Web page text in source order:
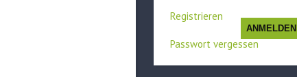
ANMELDEN
Registrieren
Passwort vergessen